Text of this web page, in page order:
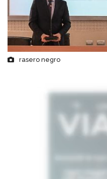
rasero negro